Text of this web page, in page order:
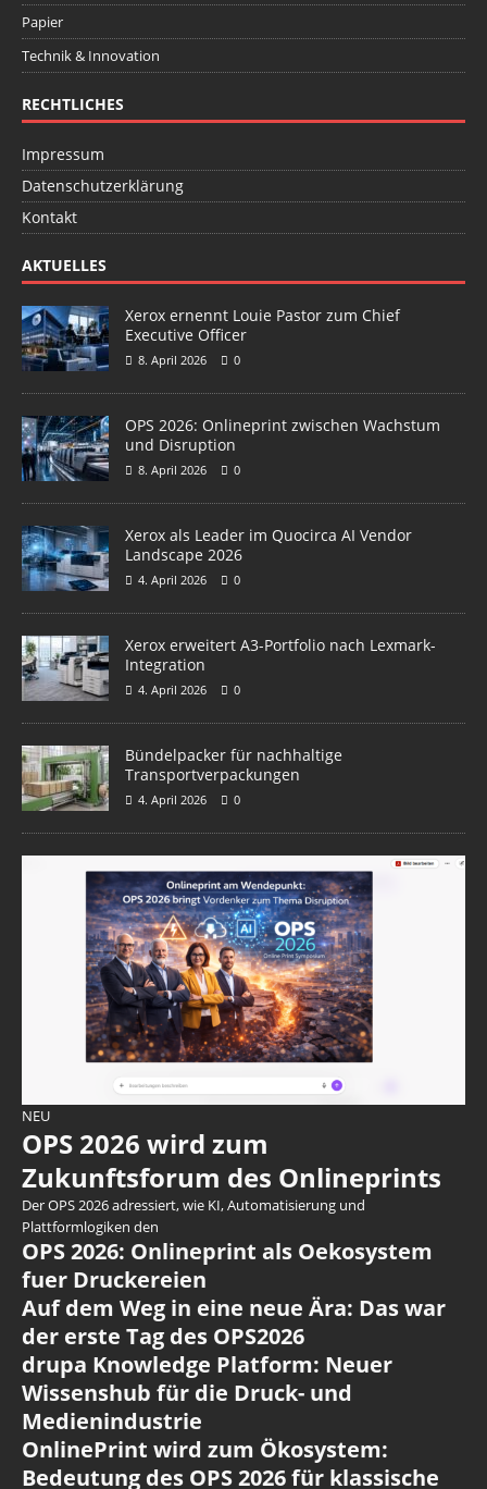
Papier
Technik & Innovation
RECHTLICHES
Impressum
Datenschutzerklärung
Kontakt
AKTUELLES
Xerox ernennt Louie Pastor zum Chief
Executive Officer
8. April 2026 0
OPS 2026: Onlineprint zwischen Wachstum
und Disruption
8. April 2026 0
Xerox als Leader im Quocirca AI Vendor
Landscape 2026
4. April 2026 0
Xerox erweitert A3-Portfolio nach Lexmark-
Integration
4. April 2026 0
Bündelpacker für nachhaltige
Transportverpackungen
4. April 2026 0
NEU
OPS 2026 wird zum
Zukunftsforum des Onlineprints
Der OPS 2026 adressiert, wie KI, Automatisierung und
Plattformlogiken den
OPS 2026: Onlineprint als Oekosystem
fuer Druckereien
Auf dem Weg in eine neue Ära: Das war
der erste Tag des OPS2026
drupa Knowledge Platform: Neuer
Wissenshub für die Druck- und
Medienindustrie
OnlinePrint wird zum Ökosystem:
Bedeutung des OPS 2026 für klassische